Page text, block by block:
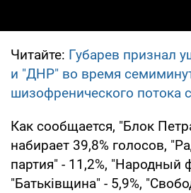
Читайте: Губарев признал
и "ДНР" во время
шизофренического потока
Как сообщается, "Блок
набирает 39,8% голосов,
партия" - 11,2%, "Народный
"Батьківщина" - 5,9%,